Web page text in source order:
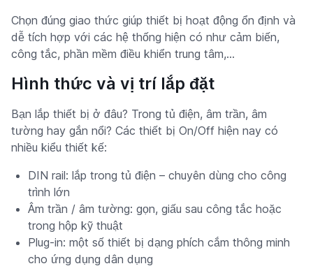
Chọn đúng giao thức giúp thiết bị hoạt động ổn định và
dễ tích hợp với các hệ thống hiện có như cảm biến,
công tắc, phần mềm điều khiển trung tâm,...
Hình thức và vị trí lắp đặt
Bạn lắp thiết bị ở đâu? Trong tủ điện, âm trần, âm
tường hay gắn nổi? Các thiết bị On/Off hiện nay có
nhiều kiểu thiết kế:
DIN rail: lắp trong tủ điện – chuyên dùng cho công
trình lớn
Âm trần / âm tường: gọn, giấu sau công tắc hoặc
trong hộp kỹ thuật
Plug-in: một số thiết bị dạng phích cắm thông minh
cho ứng dụng dân dụng